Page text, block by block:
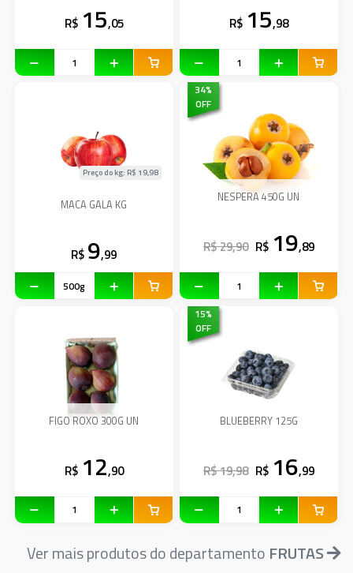
R$ 15,05 R$ 15,98
MACA GALA KG
Preço do kg: R$ 19,98
R$ 9,99
34%
OFF
NESPERA 450G UN
R$ 29,90 R$ 19,89
FIGO ROXO 300G UN
R$ 12,90
15%
OFF
BLUEBERRY 125G
R$ 19,98 R$ 16,99
Ver mais produtos do departamento FRUTAS